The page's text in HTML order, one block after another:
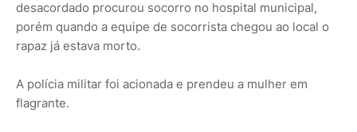
desacordado procurou socorro no hospital municipal,
porém quando a equipe de socorrista chegou ao local o
rapaz já estava morto.
A polícia militar foi acionada e prendeu a mulher em
flagrante.